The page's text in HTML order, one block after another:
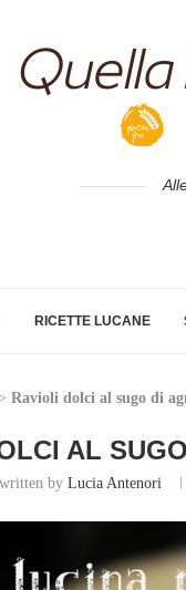
RICETTE LUCANE
Ravioli dolci al sugo di
AL
written byLucia Antenori